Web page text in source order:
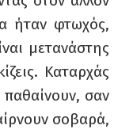
ήταν φτωχός,
μετανάστης
Καταρχάς
παθαίνουν, σαν
σοβαρά,